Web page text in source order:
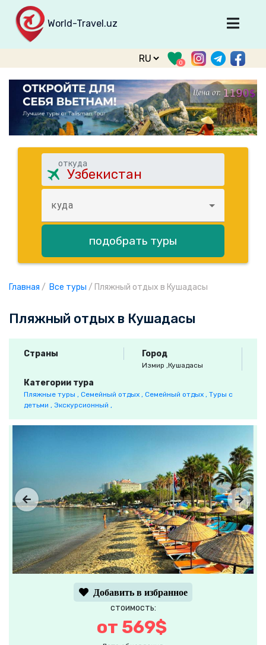
World-Travel.uz
Главная
Направления
Туры
Тур. фирмы
Табло прилета
О проекте
0
откуда
куда
подобрать туры
Главная / Все туры / Пляжный отдых в Кушадасы
Пляжный отдых в Кушадасы
Страны Город
Измир ,Кушадасы
Категории тура
Пляжные туры , Семейный отдых , Семейный отдых , Туры с
детьми , Экскурсионный ,
Добавить в избранное
стоимость:
от 569$